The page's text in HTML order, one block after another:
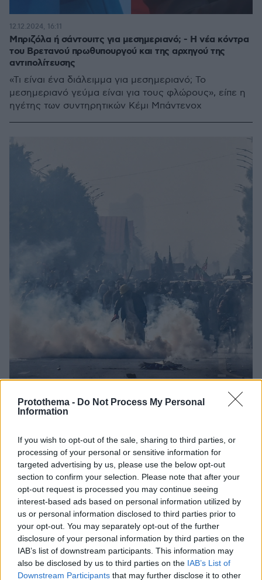
Protothema - Do Not Process My Personal
Information
If you wish to opt-out of the sale, sharing to third parties, or
processing of your personal or sensitive information for
targeted advertising by us, please use the below opt-out
section to confirm your selection. Please note that after your
opt-out request is processed you may continue seeing
interest-based ads based on personal information utilized by
us or personal information disclosed to third parties prior to
your opt-out. You may separately opt-out of the further
disclosure of your personal information by third parties on the
IAB’s list of downstream participants. This information may
also be disclosed by us to third parties on the IAB’s List of
Downstream Participants that may further disclose it to other
Μπριζόλα ή σάντουιτς για μεσημεριανό; - Η νέα κόντρα
του Βρετανού πρωθυπουργού και της αρχηγού της
αντιπολίτευσης
«Τι είναι ένα διάλειμμα για μεσημεριανό; Το
μεσημεριανό γεύμα είναι για τους φλώρους», είπε η
ηγέτης των συντηρητικών Κέμι Μπάντενοχ
12.12.2024, 16:11
Σχεδόν 1.000 συλλήψεις σε διαδηλώσεις για την
απελευθέρωση του πρώην πρωθυπουργού στο Πακιστάν
Εκατοντάδες άνθρωποι τραυματίστηκαν από σφαίρες
αστυνομικών - Η σύζυγος του πρώην πρωθυπουργού
ηγείτο της διαδήλωσης - Δείτε βίντεο και
φωτογραφίες